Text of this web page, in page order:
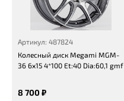
Артикул: 487824
Колесный диск Megami MGM-
36 6x15 4*100 Et:40 Dia:60,1 gmf
8 700 ₽